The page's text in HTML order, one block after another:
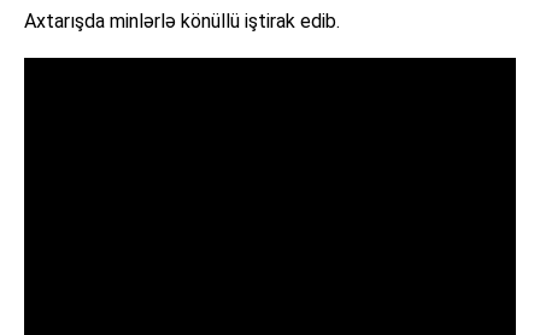
Axtarışda minlərlə könüllü iştirak edib.